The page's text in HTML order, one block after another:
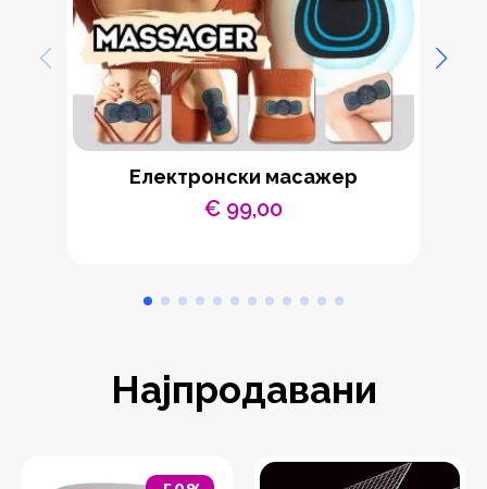
Eлектронски масажер
€ 99,00
Најпродавани